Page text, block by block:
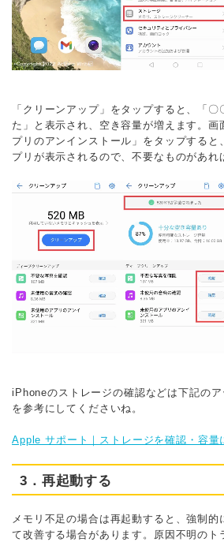
「クリーンアップ」をタップすると、「
た」と表示され、空き容量が増えます。画
プリのアンインストール」をタップすると
プリが表示されるので、不要なものがあれ
iPhoneのストレージの確認などは下記の
を参考にしてくださいね。
Apple サポート｜ストレージを確認・容量
3．再起動する
メモリ不足の場合は再起動すると、強制的
て改善する場合があります。原因不明のト